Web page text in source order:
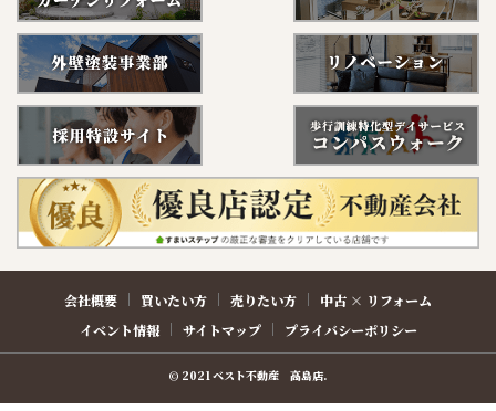
会社概要 買いたい方 売りたい方
中古 × リフォーム
イベント情報
サイトマップ プライバシーポリシー
© 2021 ベスト不動産 高島店.